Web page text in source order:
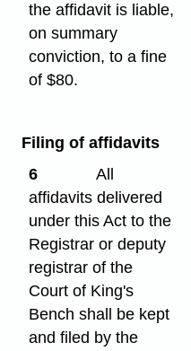
the affidavit is liable,
on summary
conviction, to a fine
of $80.
Filing of affidavits
6
All
affidavits delivered
under this Act to the
Registrar or deputy
registrar of the
Court of King's
Bench shall be kept
and filed by the